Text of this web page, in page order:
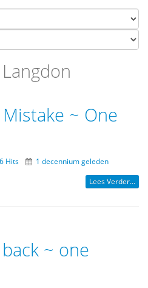
~ One
Hits 1 decennium geleden
Lees Verder...
~ one